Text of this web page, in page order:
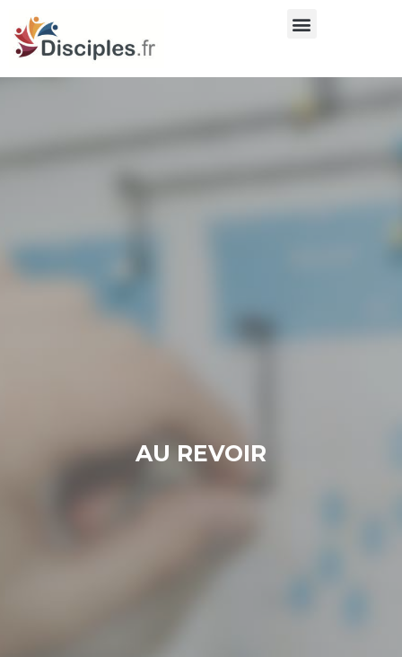
AU REVOIR